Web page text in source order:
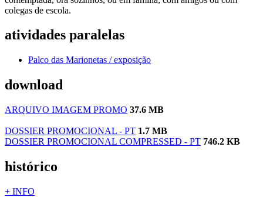
colegas de escola.
atividades paralelas
Palco das Marionetas / exposição
download
ARQUIVO IMAGEM PROMO 37.6 MB
DOSSIER PROMOCIONAL - PT 1.7 MB
DOSSIER PROMOCIONAL COMPRESSED - PT 746.2 KB
histórico
+ INFO